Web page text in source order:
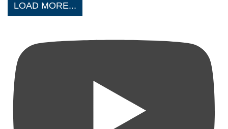
LOAD MORE...